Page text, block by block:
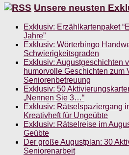
Unsere neusten
Exklusiv: Erzählkartenpaket
Jahre”
Exklusiv: Wörterbingo
Schwierigkeitsgraden
Exklusiv: Augustgeschichten
humorvolle Geschichten zum
Seniorenbetreuung
Exklusiv: 50
„Nennen Sie 3…“
Exklusiv: Rätselspaziergang
Kreativheft für Ungeübte
Exklusiv: Rätselreise im
Geübte
Der große Augustplan: 30
Seniorenarbeit